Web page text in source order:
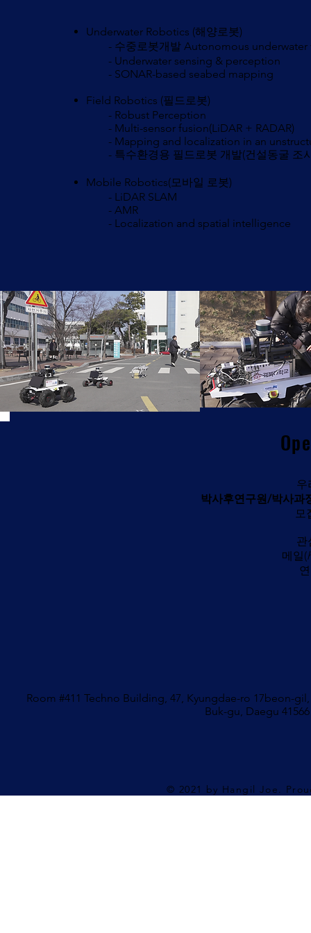
Underwater Robotics (해양로봇)
- 수중로봇개발 Autonomous underwater
- Underwater sensing & perception
- SONAR-based seabed mapping
Field Robotics (필드로봇)
- Robust Perception
- Multi-sensor fusion(LiDAR + RADAR)
- Mapping and localization in an
- 특수환경용 필드로봇 개발(건설동굴 조
Mobile Robotics(모바일 로봇)
- LiDAR SLAM
- AMR
- Localization and spatial intelligence
우
박사후연구원/박사과
모
관
메일(
Room #411 Techno Building, 47, Kyungdae-ro 17beon-gil,
Buk-gu, Daegu 41566
© 2021 by Hangil Joe.